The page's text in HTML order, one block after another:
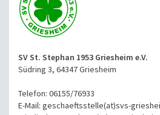
SV St. Stephan 1953 Griesheim e.V.
Südring 3, 64347 Griesheim
Telefon: 06155/76933
E-Mail: geschaeftsstelle(at)svs-